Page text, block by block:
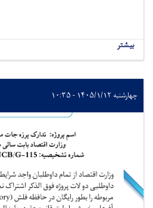
بیشتر
چهارشنبه ۱۴۰۵/۱/۱۲ - ۱۰:۳۵